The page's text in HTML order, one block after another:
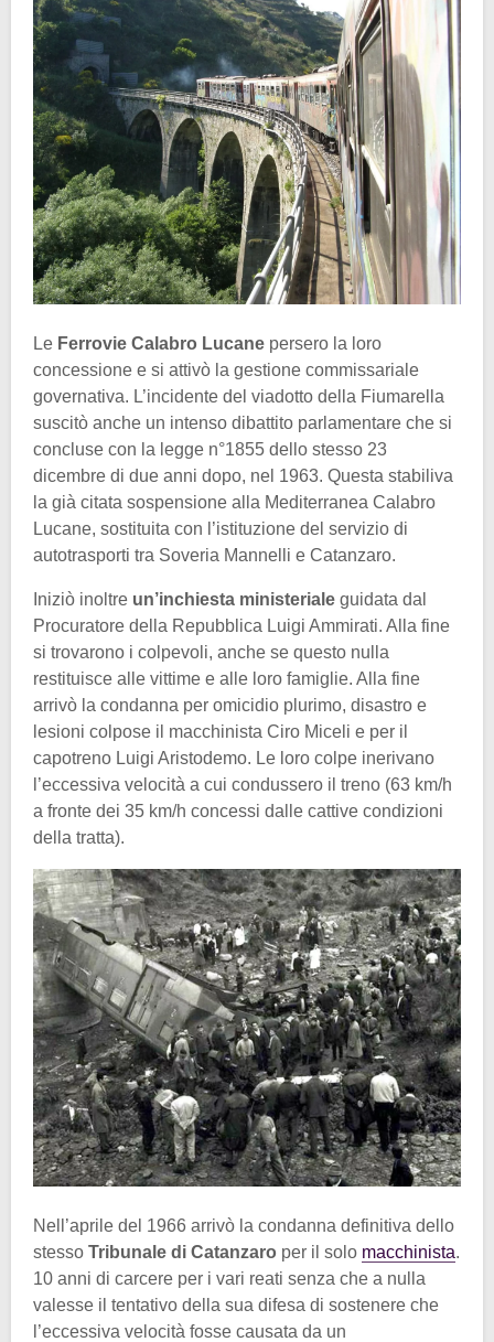
Le Ferrovie Calabro Lucane persero la loro
concessione e si attivò la gestione commissariale
governativa. L’incidente del viadotto della Fiumarella
suscitò anche un intenso dibattito parlamentare che si
concluse con la legge n°1855 dello stesso 23
dicembre di due anni dopo, nel 1963. Questa stabiliva
la già citata sospensione alla Mediterranea Calabro
Lucane, sostituita con l’istituzione del servizio di
autotrasporti tra Soveria Mannelli e Catanzaro.
Iniziò inoltre un’inchiesta ministeriale guidata dal
Procuratore della Repubblica Luigi Ammirati. Alla fine
si trovarono i colpevoli, anche se questo nulla
restituisce alle vittime e alle loro famiglie. Alla fine
arrivò la condanna per omicidio plurimo, disastro e
lesioni colpose il macchinista Ciro Miceli e per il
capotreno Luigi Aristodemo. Le loro colpe inerivano
l’eccessiva velocità a cui condussero il treno (63 km/h
a fronte dei 35 km/h concessi dalle cattive condizioni
della tratta).
Nell’aprile del 1966 arrivò la condanna definitiva dello
stesso Tribunale di Catanzaro per il solo macchinista.
10 anni di carcere per i vari reati senza che a nulla
valesse il tentativo della sua difesa di sostenere che
l’eccessiva velocità fosse causata da un